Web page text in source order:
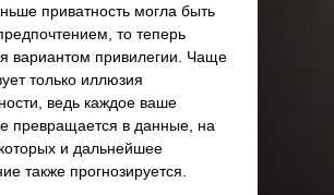
приватность могла быть
то теперь
вариантом привилегии. Чаще
только иллюзия
ведь каждое ваше
превращается в данные, на
и дальнейшее
также прогнозируется.